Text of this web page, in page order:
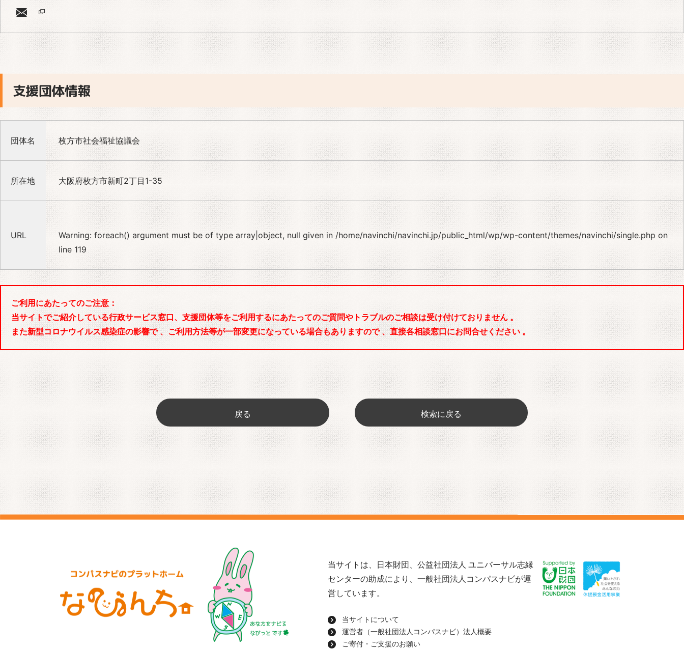
支援団体情報
団体名 枚方市社会福祉協議会
所在地 大阪府枚方市新町2丁目1-35
URL Warning: foreach() argument must be of type array|object, null given in/home/navinchi/navinchi.jp/public_html/wp/wp-content/themes/navinchi/single.php on
line119
ご利用にあたってのご注意：
当サイトでご紹介している行政サービス窓口、支援団体等をご利用するにあたってのご質問やトラブルのご相談は受け付けておりません 。
また新型コロナウイルス感染症の影響で 、ご利用方法等が一部変更になっている場合もありますので 、直接各相談窓口にお問合せください 。
戻る 検索に戻る
当サイトは、日本財団、公益社団法人 ユニバーサル志縁
センターの助成により、一般社団法人コンパスナビが運
営しています。
当サイトについて
運営者（一般社団法人コンパスナビ）法人概要
ご寄付・ご支援のお願い